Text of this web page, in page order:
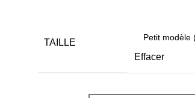
TAILLE
Effacer